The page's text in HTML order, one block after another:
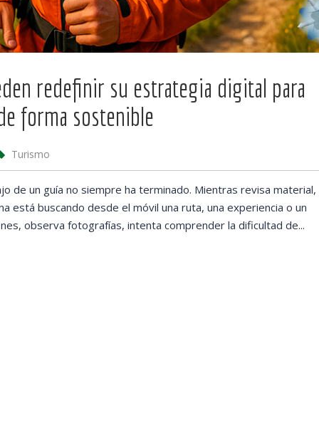
redefinir su estrategia digital para
forma sostenible
Turismo
de un guía no siempre ha terminado. Mientras revisa
está buscando desde el móvil una ruta, una experiencia o un
observa fotografías, intenta comprender la dificultad de...